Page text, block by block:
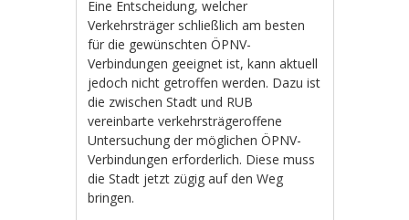
Eine Entscheidung, welcher
Verkehrsträger schließlich am besten
für die gewünschten ÖPNV-
Verbindungen geeignet ist, kann aktuell
jedoch nicht getroffen werden. Dazu ist
die zwischen Stadt und RUB
vereinbarte verkehrsträgeroffene
Untersuchung der möglichen ÖPNV-
Verbindungen erforderlich. Diese muss
die Stadt jetzt zügig auf den Weg
bringen.